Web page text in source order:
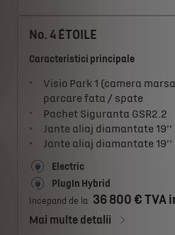
No. 4 ÉTOILE
Caracteristici principale
Visio Park 1 (camera
parcare fata / spate
Pachet Siguranta GSR2.2
Jante aliaj diamantate
Jante aliaj diamantate 19’’
Electric
PlugIn Hybrid
Incepand de la 36 800 € TVA
Mai multe detalii